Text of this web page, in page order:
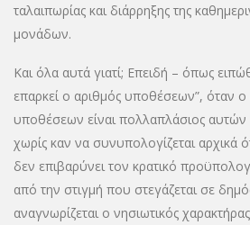
ταλαιπωρίας και διάρρηξης της
μονάδων.
Και όλα αυτά γιατί; Επειδή – όπως
επαρκεί ο αριθμός υποθέσεων”, όταν ο
υποθέσεων είναι πολλαπλάσιος
χωρίς καν να συνυπολογίζεται αρχικά
δεν επιβαρύνει τον κρατικό
από την στιγμή που στεγάζεται σε
αναγνωρίζεται ο νησιωτικός